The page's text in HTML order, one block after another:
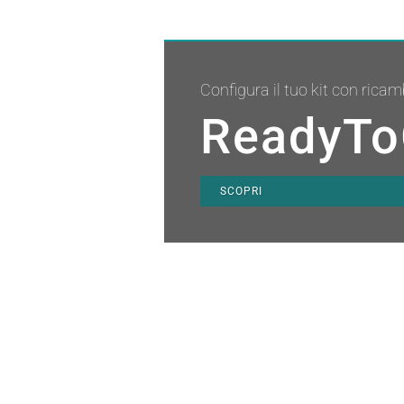
Configura il tuo kit con
SCOPRI